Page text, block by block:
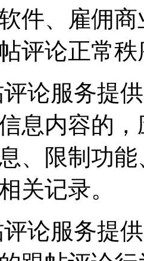
件、雇佣
评论正常
论服务提
息内容的
、限制功
关记录。
论服务提